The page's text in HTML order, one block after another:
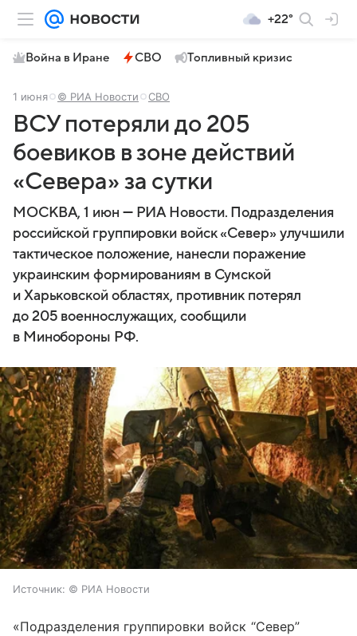
+22°
Война в Иране СВО Топливный кризис
1 июня © РИА Новости СВО
ВСУ потеряли до 205
боевиков в зоне действий
«Севера» за сутки
МОСКВА, 1 июн — РИА Новости. Подразделения
российской группировки войск «Север» улучшили
тактическое положение, нанесли поражение
украинским формированиям в Сумской
и Харьковской областях, противник потерял
до 205 военнослужащих, сообщили
в Минобороны РФ.
Источник: © РИА Новости
«Подразделения группировки войск “Север”